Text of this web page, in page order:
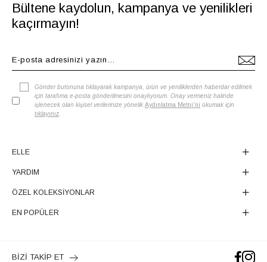
Bültene kaydolun, kampanya ve yenilikleri
kaçırmayın!
Gönder butonuna tıklayarak kampanya, ürün ve yeniliklerden haberdar edilmek
için tarafıma e-posta gönderilmesini onaylıyorum. Onay vermeniz halinde
işlenecek olan kişisel verilerinize yönelik Aydınlatma Metni'ni okumak için
tıklayınız
ELLE
YARDIM
ÖZEL KOLEKSİYONLAR
EN POPÜLER
BİZİ TAKİP ET